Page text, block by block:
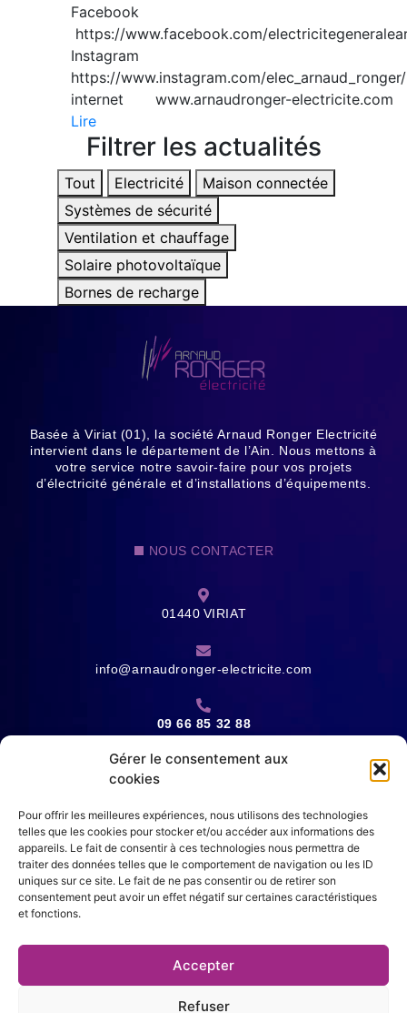
Gérer le consentement aux
cookies
Pour offrir les meilleures expériences, nous utilisons des technologies
telles que les cookies pour stocker et/ou accéder aux informations des
appareils. Le fait de consentir à ces technologies nous permettra de
traiter des données telles que le comportement de navigation ou les ID
uniques sur ce site. Le fait de ne pas consentir ou de retirer son
consentement peut avoir un effet négatif sur certaines caractéristiques
et fonctions.
Accepter
Refuser
Facebook
https://www.facebook.com/
Instagram
https://www.instagram.com/
internet www.arnaudronger-electricite.com
Lire
Filtrer les actualités
Tout Electricité
Maison connectée
Systèmes de sécurité
Ventilation et chauffage
Solaire photovoltaïque
Bornes de recharge
Basée à Viriat (01), la société Arnaud Ronger Electricité
intervient dans le département de l’Ain. Nous mettons à
votre service notre savoir-faire pour vos projets
d’électricité générale et d’installations d’équipements.
NOUS CONTACTER
01440 VIRIAT
info@arnaudronger-electricite.com
09 66 85 32 88
Du lundi au jeudi
ZONES D'INTERVENTION
Viriat, Bourg-en-Bresse, Péronnas, Servas, Pont d’Ain, Tossiat,
Jayat, Vonnas, Ceyzeriat, Ambérieu-en-Bugey, Saint-Denis-les-
bourg, Attignat, Montrevel-en-Bresse, Saint Etienne du Bois…